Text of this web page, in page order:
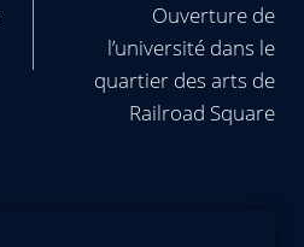
Ouverture de
l’université dans le
quartier des arts de
Railroad Square